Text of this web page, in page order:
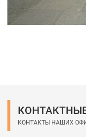
КОНТАКТЫ НАШИХ